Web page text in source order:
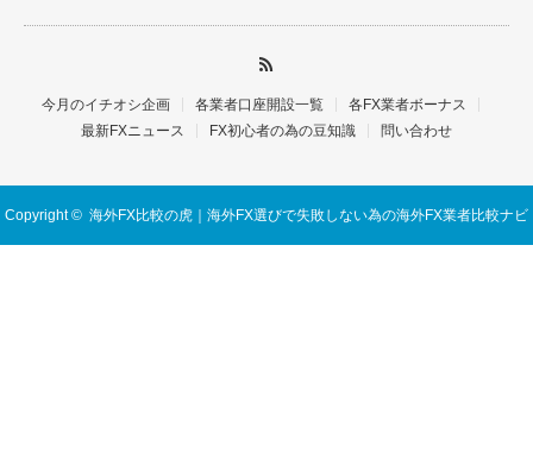
今月のイチオシ企画 各業者口座開設一覧
各FX業者ボーナス
最新FXニュース
FX初心者の為の豆知識 問い合わせ
Copyright © 海外FX比較の虎｜海外FX選びで失敗しない為の海外FX業者比較ナビ